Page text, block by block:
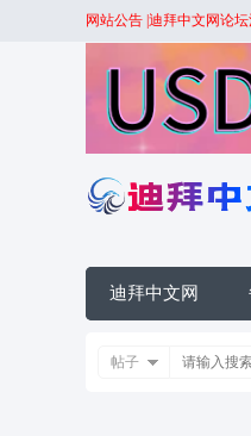
网站公告 | 迪拜中文网论
迪拜中文网
帖子